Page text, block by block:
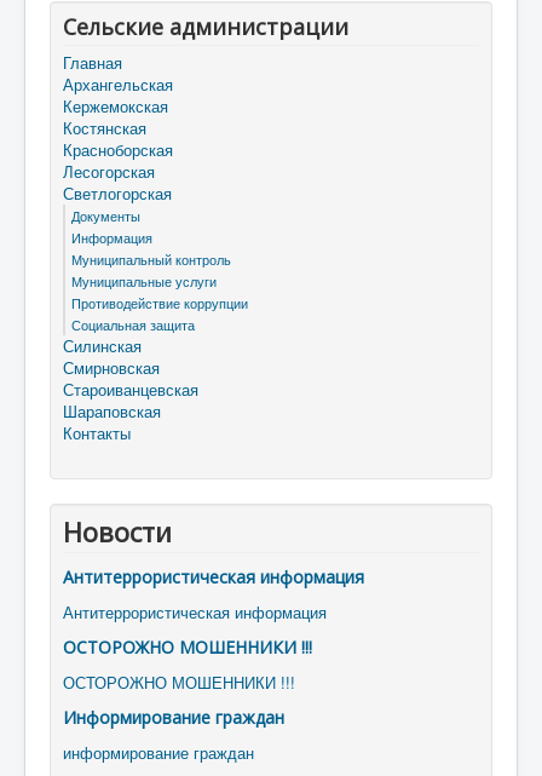
Сельские администрации
Главная
Архангельская
Кержемокская
Костянская
Красноборская
Лесогорская
Светлогорская
Документы
Информация
Муниципальный контроль
Муниципальные услуги
Противодействие коррупции
Социальная защита
Силинская
Смирновская
Староиванцевская
Шараповская
Контакты
Новости
Антитеррористическая информация
Антитеррористическая информация
ОСТОРОЖНО МОШЕННИКИ !!!
ОСТОРОЖНО МОШЕННИКИ !!!
Информирование граждан
информирование граждан